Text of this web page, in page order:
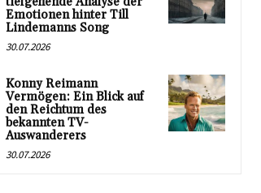
Emotionen hinter Till
Lindemanns Song
30.07.2026
Konny Reimann
Vermögen: Ein Blick auf
den Reichtum des
bekannten TV-
Auswanderers
30.07.2026